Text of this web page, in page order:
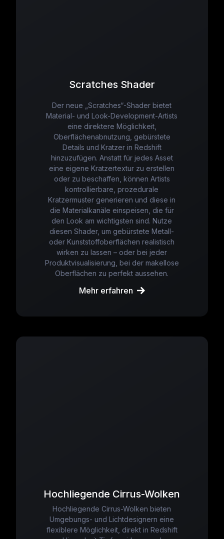
Scratches Shader
Der neue „Scratches“-Shader bietet
Material- und Look-Development-Artists
eine direktere Möglichkeit,
Oberflächenabnutzung, gebürstete
Details und Kratzer in Redshift
hinzuzufügen. Anstatt für jedes Asset
eine eigene Kratzertextur zu erstellen
oder zu beschaffen, können Artists
kontrollierbare, prozedurale
Kratzermuster generieren und diese in
die Materialkanäle einspeisen, die für
den Look am wichtigsten sind. Nutze
diesen Shader, um gebürstete Metall-
oder Kunststoffoberflächen realistisch
wirken zu lassen – oder bei jeder
Produktvisualisierung, bei der makellose
Oberflächen zu perfekt aussehen.
Mehr erfahren
Hochliegende Cirrus-Wolken
Hochliegende Cirrus-Wolken bieten
Umgebungs- und Lichtdesignern eine
flexiblere Möglichkeit, direkt in Redshift